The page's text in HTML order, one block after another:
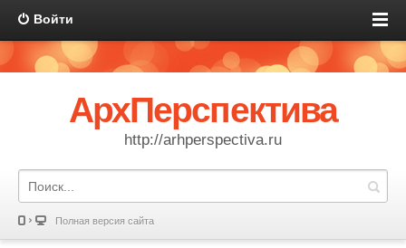
Войти
АрхПерспектива
http://arhperspectiva.ru
Полная версия сайта